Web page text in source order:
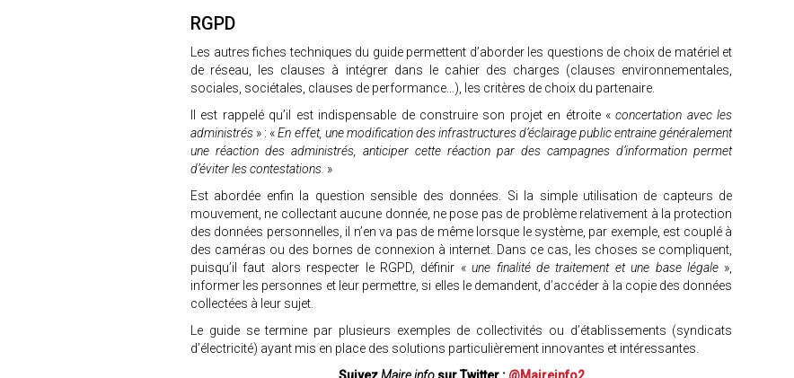
RGPD
Les autres fiches techniques du guide permettent d’aborder les questions de choix de matériel et
de réseau, les clauses à intégrer dans le cahier des charges (clauses environnementales,
sociales, sociétales, clauses de performance…), les critères de choix du partenaire.
Il est rappelé qu’il est indispensable de construire son projet en étroite «concertation avec les
administrés » : «En effet, une modification des infrastructures d’éclairage public entraine généralement
une réaction des administrés, anticiper cette réaction par des campagnes d’information permet
d’éviter les contestations. »
Est abordée enfin la question sensible des données. Si la simple utilisation de capteurs de
mouvement, ne collectant aucune donnée, ne pose pas de problème relativement à la protection
des données personnelles, il n’en va pas de même lorsque le système, par exemple, est couplé à
des caméras ou des bornes de connexion à internet. Dans ce cas, les choses se compliquent,
puisqu’il faut alors respecter le RGPD, définir «une finalité de traitement et une base légale»,
informer les personnes et leur permettre, si elles le demandent, d’accéder à la copie des données
collectées à leur sujet.
Le guide se termine par plusieurs exemples de collectivités ou d’établissements (syndicats
d’électricité) ayant mis en place des solutions particulièrement innovantes et intéressantes.